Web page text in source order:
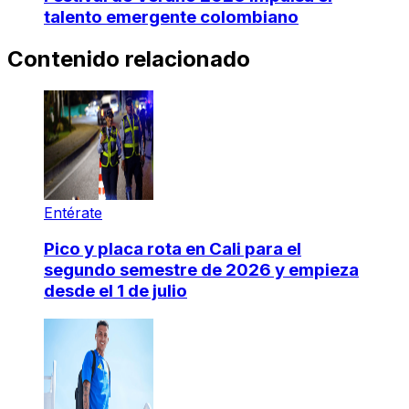
talento emergente colombiano
Contenido relacionado
Entérate
Pico y placa rota en Cali para el
segundo semestre de 2026 y empieza
desde el 1 de julio